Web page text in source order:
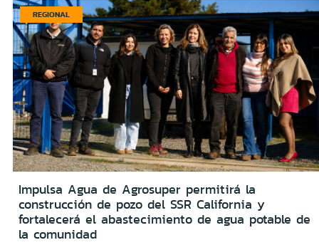
REGIONAL
Impulsa Agua de Agrosuper permitirá la
construcción de pozo del SSR California y
fortalecerá el abastecimiento de agua potable de
la comunidad